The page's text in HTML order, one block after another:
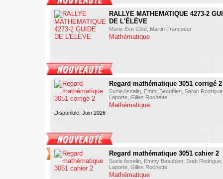
RALLYE MATHEMATIQUE 4273-2
DE L'ÉLÈVE
Marie-Ève Côté; Martin Francoeur
Mathématique
Regard mathématique 3051 corrigé 2
Suzie Asselin, Emmt Beaubien, Sarah
Laporte, Gilles Rochette
Mathématique
Disponible: Juin 2026
Regard mathématique 3051 cahier 2
Suzie Asselin, Emmy Beaubien, Srah
Laporte, Gilles Rochette
Mathématique